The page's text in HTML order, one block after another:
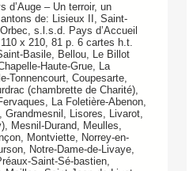
d’Auge – Un terroir, un
de: Lisieux II, Saint-
s.l.s.d. Pays d’Accueil
x 210, 81 p. 6 cartes h.t.
Basile, Bellou, Le Billot
Haute-Grue, La
Tonnencourt, Coupesarte,
(chambrette de Charité),
La Foletière-Abenon,
Grandmesnil, Lisores, Livarot,
Mesnil-Durand, Meulles,
Montviette, Norrey-en-
Notre-Dame-de-Livaye,
Saint-Sé-bastien,